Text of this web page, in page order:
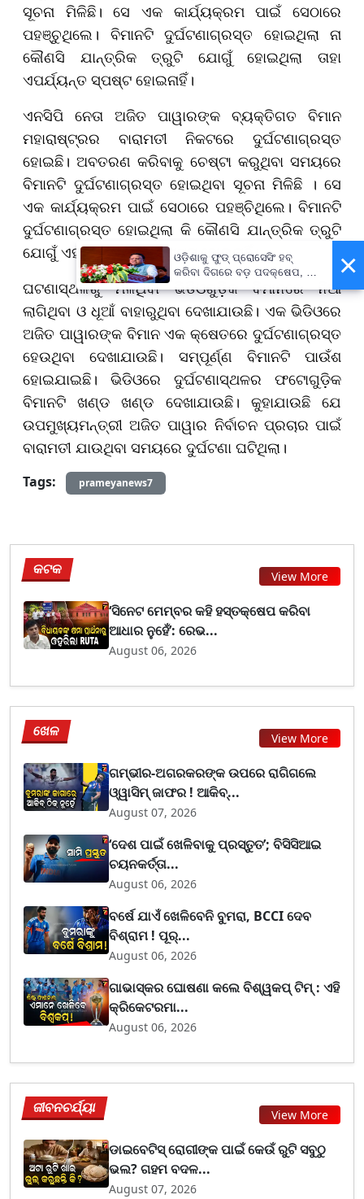
ସୂଚନା ମିଳିଛି। ସେ ଏକ କାର୍ଯ୍ୟକ୍ରମ ପାଇଁ ସେଠାରେ
ପହଞ୍ଚୁଥିଲେ। ବିମାନଟି ଦୁର୍ଘଟଣାଗ୍ରସ୍ତ ହୋଇଥିଲା ନା
କୌଣସି ଯାନ୍ତ୍ରିକ ତ୍ରୁଟି ଯୋଗୁଁ ହୋଇଥିଲା ତାହା
ଏପର୍ଯ୍ୟନ୍ତ ସ୍ପଷ୍ଟ ହୋଇନାହିଁ।
ଏନସିପି ନେତା ଅଜିତ ପାୱାରଙ୍କ ବ୍ୟକ୍ତିଗତ ବିମାନ
ମହାରାଷ୍ଟ୍ରର ବାରାମତୀ ନିକଟରେ ଦୁର୍ଘଟଣାଗ୍ରସ୍ତ
ହୋଇଛି। ଅବତରଣ କରିବାକୁ ଚେଷ୍ଟା କରୁଥିବା ସମୟରେ
ବିମାନଟି ଦୁର୍ଘଟଣାଗ୍ରସ୍ତ ହୋଇଥିବା ସୂଚନା ମିଳିଛି । ସେ
ଏକ କାର୍ଯ୍ୟକ୍ରମ ପାଇଁ ସେଠାରେ ପହଞ୍ଚିଥିଲେ। ବିମାନଟି
ଦୁର୍ଘଟଣାଗ୍ରସ୍ତ ହୋଇଥିଲା କି କୌଣସି ଯାନ୍ତ୍ରିକ ତ୍ରୁଟି
ଯୋଗୁଁ ଏହା ଏପର୍ଯ୍ୟନ୍ତ ସ୍ପଷ୍ଟ ହୋଇନାହିଁ।
ଘଟଣାସ୍ଥଳରୁ ମିଳିଥିବା ଭିଡିଓଗୁଡ଼ିକ ବିମାନରେ ନିଆଁ
ଲାଗିଥିବା ଓ ଧୂଆଁ ବାହାରୁଥିବା ଦେଖାଯାଉଛି। ଏକ ଭିଡିଓରେ
ଅଜିତ ପାୱାରଙ୍କ ବିମାନ ଏକ କ୍ଷେତରେ ଦୁର୍ଘଟଣାଗ୍ରସ୍ତ
ହେଉଥିବା ଦେଖାଯାଉଛି। ସମ୍ପୂର୍ଣ୍ଣ ବିମାନଟି ପାଉଁଶ
ହୋଇଯାଇଛି। ଭିଡିଓରେ ଦୁର୍ଘଟଣାସ୍ଥଳର ଫଟୋଗୁଡ଼ିକ
ବିମାନଟି ଖଣ୍ଡ ଖଣ୍ଡ ଦେଖାଯାଉଛି। କୁହାଯାଉଛି ଯେ
ଉପମୁଖ୍ୟମନ୍ତ୍ରୀ ଅଜିତ ପାୱାର ନିର୍ବାଚନ ପ୍ରଚାର ପାଇଁ
ବାରାମତୀ ଯାଉଥିବା ସମୟରେ ଦୁର୍ଘଟଣା ଘଟିଥିଲା।
Tags: prameyanews7
କଟକ View More
‘ସିନେଟ ମେମ୍ବର କହି ହସ୍ତକ୍ଷେପ କରିବା
ଆଧାର ନୁହେଁ’: ରେଭ...
August 06, 2026
ଖେଳ View More
ଗମ୍ଭୀର-ଅଗରକରଙ୍କ ଉପରେ ରାଗିଗଲେ
ଓ୍ୱାସିମ୍ ଜାଫର ! ଆକିବ୍...
August 07, 2026
‘ଦେଶ ପାଇଁ ଖେଳିବାକୁ ପ୍ରସ୍ତୁତ’; ବିସିସିଆଇ
ଚୟନକର୍ତ୍ତା...
August 06, 2026
ବର୍ଷେ ଯାଏଁ ଖେଳିବେନି ବୁମରା, BCCI ଦେବ
ବିଶ୍ରାମ ! ପୂର୍...
August 06, 2026
ଗାଭାସ୍କର ଘୋଷଣା କଲେ ବିଶ୍ୱକପ୍ ଟିମ୍ : ଏହି
କ୍ରିକେଟରମା...
August 06, 2026
ଜୀବନଚର୍ଯ୍ୟା View More
ଡାଇବେଟିସ୍ ରୋଗୀଙ୍କ ପାଇଁ କେଉଁ ରୁଟି ସବୁଠୁ
ଭଲ? ଗହମ ବଦଳ...
August 07, 2026
×
ଓଡ଼ିଶାକୁ ଫୁଡ୍ ପ୍ରୋସେସିଂ ହବ୍
କରିବା ଦିଗରେ ବଡ଼ ପଦକ୍ଷେପ, ୪୨